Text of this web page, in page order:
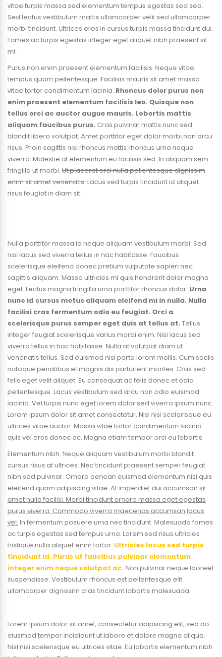
vitae turpis massa sed elementum tempus egestas sed sed.
Sed lectus vestibulum mattis ullamcorper velit sed ullamcorper
morbi tincidunt. Ultrices eros in cursus turpis massa tincidunt dui.
Fames ac turpis egestas integer eget aliquet nibh praesent sit
mi.
Purus non enim praesent elementum facilisis. Neque vitae
tempus quam pellentesque. Facilisis mauris sit amet massa
vitae tortor condimentum lacinia. Rhoncus dolor purus non
enim praesent elementum facilisis leo. Quisque non
tellus orci ac auctor augue mauris. Lobortis mattis
aliquam faucibus purus. Cras pulvinar mattis nunc sed
blandit libero volutpat. Amet porttitor eget dolor morbi non arcu
risus. Proin sagittis nisl rhoncus mattis rhoncus urna neque
viverra. Molestie at elementum eu facilisis sed. In aliquam sem
fringilla ut morbi. Ut placerat orci nulla pellentesque dignissim
enim sit amet venenatis.Lacus sed turpis tincidunt id aliquet
risus feugiat in diam sit.
Nulla porttitor massa id neque aliquam vestibulum morbi. Sed
nisi lacus sed viverra tellus in hac habitasse. Faucibus
scelerisque eleifend donec pretium vulputate sapien nec
sagittis aliquam. Massa ultricies mi quis hendrerit dolor magna
eget. Lectus magna fringilla urna porttitor rhoncus dolor. Urna
nunc id cursus metus aliquam eleifend mi in nulla. Nulla
facilisi cras fermentum odio eu feugiat. Orci a
scelerisque purus semper eget duis at tellus at. Tellus
integer feugiat scelerisque varius morbi enim. Nisi lacus sed
viverra tellus in hac habitasse. Nulla at volutpat diam ut
venenatis tellus. Sed euismod nisi porta lorem mollis. Cum sociis
natoque penatibus et magnis dis parturient montes. Cras sed
felis eget velit aliquet. Eu consequat ac felis donec et odio
pellentesque. Lacus vestibulum sed arcu non odio euismod
lacinia. Vel turpis nunc eget lorem dolor sed viverra ipsum nunc.
Lorem ipsum dolor sit amet consectetur. Nisl nisi scelerisque eu
ultrices vitae auctor. Massa vitae tortor condimentum lacinia
quis vel eros donec ac. Magna etiam tempor orci eu lobortis.
Elementum nibh. Neque aliquam vestibulum morbi blandit
cursus risus at ultrices. Nec tincidunt praesent semper feugiat
nibh sed pulvinar. Ornare aenean euismod elementum nisi quis
eleifend quam adipiscing vitae. At imperdiet dui accumsan sit
amet nulla facilisi. Morbi tincidunt ornare massa eget egestas
purus viverra. Commodo viverra maecenas accumsan lacus
vel. In fermentum posuere urna nec tincidunt. Malesuada fames
ac turpis egestas sed tempus urna. Lorem sed risus ultricies
tristique nulla aliquet enim tortor. Ultricies lacus sed turpis
tincidunt id. Purus ut faucibus pulvinar elementum
integer enim neque volutpat ac.Non pulvinar neque laoreet
suspendisse. Vestibulum rhoncus est pellentesque elit
ullamcorper dignissim cras tincidunt lobortis malesuada.
Lorem ipsum dolor sit amet, consectetur adipiscing elit, sed do
eiusmod tempor incididunt ut labore et dolore magna aliqua.
Nisl nisi scelerisque eu ultrices vitae. Eu lobortis elementum nibh